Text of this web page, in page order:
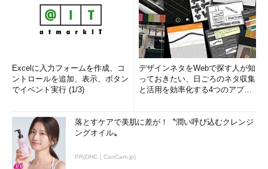
Excelに入力フォームを作成、コ
ントロールを追加、表示、ボタン
でイベント実行 (1/3)
デザインネタをWebで探す人が知
っておきたい、日ごろのネタ収集
と活用を効率化する4つのアプリ
落とすケアで美肌に差が！〝潤い呼び込むクレンジ
ングオイル〟
PR(DHC｜CanCam.jp)